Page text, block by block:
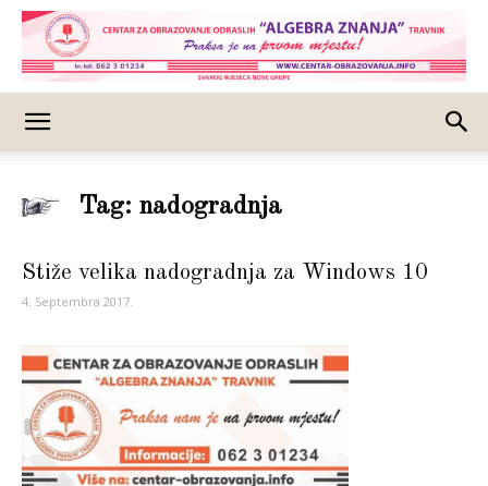
Tag: nadogradnja
Stiže velika nadogradnja za Windows 10
4. Septembra 2017.